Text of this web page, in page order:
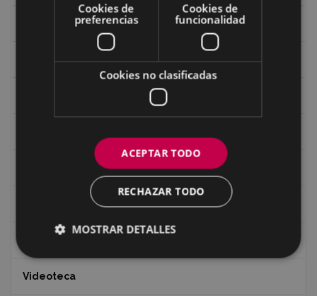
Goi Argi
Revista "Gure Herria"
Documentos y artículos
Videoteca
Cookies de
preferencias
Cookies de
funcionalidad
Cookies no clasificadas
ACEPTAR TODO
RECHAZAR TODO
MOSTRAR DETALLES